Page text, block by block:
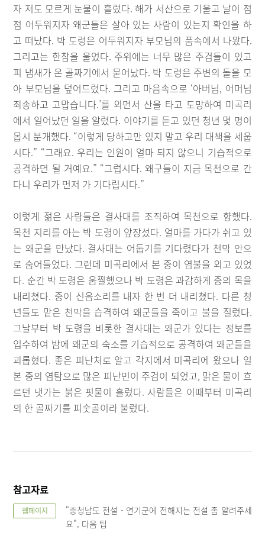
자 저도 모르게 눈물이 흘렀다. 해가 서산으로 기울고 날이 점
점 어두워지자 왜군들은 살아 있는 사람이 있는지 확인을 하
고 떠났다. 박 도령은 어두워지자 부모님의 품속에서 나왔다.
그리고는 한참을 울었다. 주위에는 너무 많은 주검들이 있고
피 냄새가 온 골짜기에서 묻어났다. 박 도령은 주변의 돌을 모
아 부모님을 덮어드렸다. 그리고 마음속으로 ‘아버님, 어머님
죄송하고 고맙습니다.’를 외면서 산을 타고 도망하여 미곡리
에서 일어났던 일을 알렸다. 이야기를 듣고 있던 청년 몇 명이
몹시 분개했다. “이렇게 당하고만 있지 말고 우리 대책을 세웁
시다.” “그래요. 우리는 인원이 얼마 되지 않으니 기습적으로
공격하면 될 거예요.” “그럽시다. 왜구들이 지금 목천으로 간
다니 우리가 먼저 가 기다립시다.”
이렇게 젊은 사람들은 결사대를 조직하여 목천으로 향했다.
목천 지리를 아는 박 도령이 앞장섰다. 얼마를 가다가 쉬고 있
는 왜군을 만났다. 결사대는 어둡기를 기다렸다가 천막 안으
로 숨어들었다. 그런데 미곡리에서 본 중이 염불을 외고 있었
다. 순간 박 도령은 움찔했으나 박 도령은 과감하게 중의 목을
내리쳤다. 중이 신음소리를 내자 한 번 더 내리쳤다. 다른 청
년들도 맡은 천막을 습격하여 왜군들을 죽이고 불을 질렀다.
그날부터 박 도령을 비롯한 결사대는 왜군가 있다는 정보를
입수하여 밤에 왜군의 숙소를 기습적으로 공격하여 왜군들을
괴롭혔다. 좋은 피난처로 알고 각지에서 미곡리에 왔으나 일
본 중의 염탐으로 많은 피난민이 주검이 되었고, 맑은 물이 흐
르던 냇가는 붉은 핏물이 흘렀다. 사람들은 이때부터 미곡리
의 한 골짜기를 피숫골이라 불렀다.
참고자료
웹페이지
"충청남도 전설 - 연기군에 전해지는 전설 좀 알려주세
요", 다음 팁